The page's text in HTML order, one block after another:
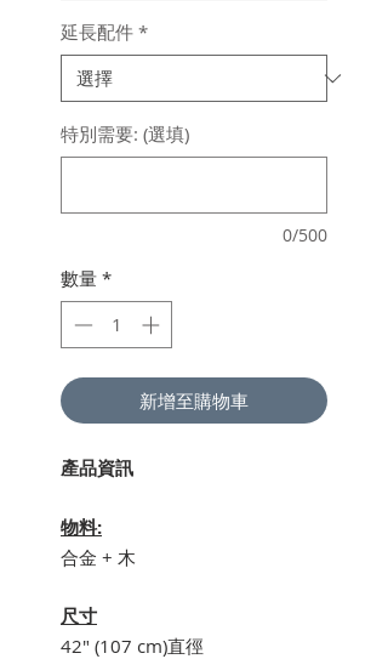
延長配件 *
特別需要: (選填)
0/500
數量 *
新增至購物車
產品資訊
物料:
合金 + 木
尺寸
42" (107 cm)直徑